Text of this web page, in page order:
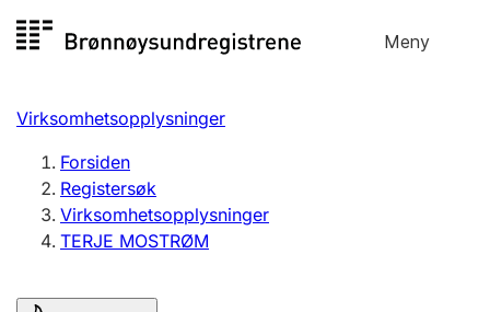
til
Meny
Registersøk
Aksjeselskap
Enkeltpersonforetak
Registrere, endre, slette
Virksomhetsopplysninger
Forsiden
Registersøk
Virksomhetsopplysninger
TERJE MOSTRØM